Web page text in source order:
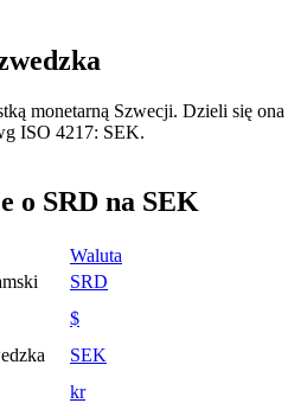
monetarną Szwecji. Dzieli się ona
ISO 4217: SEK.
o SRD na SEK
Waluta
SRD
$
SEK
kr